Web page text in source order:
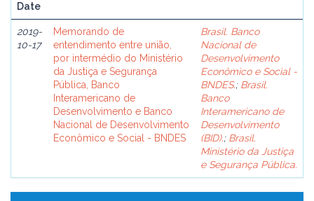
Date
2019-
10-17
Memorando de
entendimento entre união,
por intermédio do Ministério
da Justiça e Segurança
Pública, Banco
Interamericano de
Desenvolvimento e Banco
Nacional de Desenvolvimento
Econômico e Social - BNDES
Brasil. Banco
Nacional de
Desenvolvimento
Econômico e Social -
BNDES.; Brasil.
Banco
Interamericano de
Desenvolvimento
(BID).; Brasil.
Ministério da Justiça
e Segurança Pública.